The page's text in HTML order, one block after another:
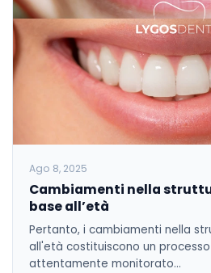
Ago 8, 2025
Cambiamenti nella
base all’età
Pertanto, i cambiamenti nella
all'età costituiscono un
attentamente monitorato…